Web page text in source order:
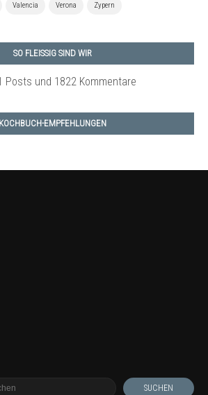
Valencia Verona Zypern
SO FLEISSIG SIND WIR
Posts und 1822 Kommentare
KOCHBUCH-EMPFEHLUNGEN